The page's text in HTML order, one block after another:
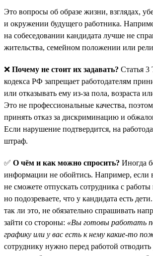
Это вопросы об образе жизни, взглядах,
и окружении будущего работника.
на собеседовании кандидата лучше не
жительства, семейном положении или
❌ Почему не стоит их задавать? Статья 3
кодекса РФ запрещает работодателям
или отказывать ему из-за пола, возраста
Это не профессиональные качества,
принять отказ за дискриминацию и
Если нарушение подтвердится, на
штраф.
✅ О чём и как можно спросить? Иногда
информации не обойтись. Например, если
не сможете отпускать сотрудника с
но подозреваете, что у кандидата есть
так ли это, не обязательно спрашивать
зайти со стороны: «Вы готовы работать
графику или у вас есть к нему какие-то
сотруднику нужно перед работой отводить